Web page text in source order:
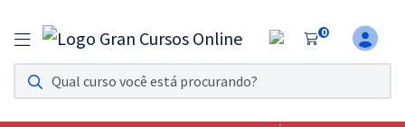
0
Assinatura Ilimitada 11
Acesso a todos os cursos. Teste grátis por 7 dias!